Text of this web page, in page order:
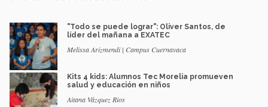
"Todo se puede lograr": Oliver Santos, de
líder del mañana a EXATEC
Melissa Arizmendi | Campus Cuernavaca
Kits 4 kids: Alumnos Tec Morelia promueven
salud y educación en niños
Aitana Vázquez Rios